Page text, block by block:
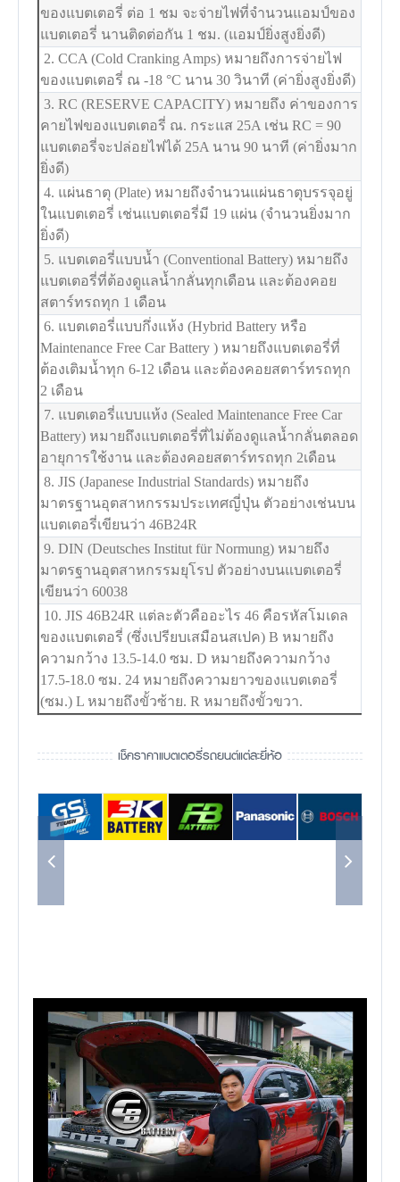
ของแบตเตอรี่ ต่อ 1 ชม จะจ่ายไฟที่จำนวนแอมป์ของ
แบตเตอรี่ นานติดต่อกัน 1 ชม. (แอมป์ยิ่งสูงยิ่งดี)
2. CCA (Cold Cranking Amps) หมายถึงการจ่ายไฟ
ของแบตเตอรี่ ณ -18 °C นาน 30 วินาที (ค่ายิ่งสูงยิ่งดี)
3. RC (RESERVE CAPACITY) หมายถึง ค่าของการ
คายไฟของแบตเตอรี่ ณ. กระแส 25A เช่น RC = 90
แบตเตอรี่จะปล่อยไฟได้ 25A นาน 90 นาที (ค่ายิ่งมาก
ยิ่งดี)
4. แผ่นธาตุ (Plate) หมายถึงจำนวนแผ่นธาตุบรรจุอยู่
ในแบตเตอรี่ เช่นแบตเตอรี่มี 19 แผ่น (จำนวนยิ่งมาก
ยิ่งดี)
5. แบตเตอรี่แบบน้ำ (Conventional Battery) หมายถึง
แบตเตอรี่ที่ต้องดูแลน้ำกลั่นทุกเดือน และต้องคอย
สตาร์ทรถทุก 1 เดือน
6. แบตเตอรี่แบบกึ่งแห้ง (Hybrid Battery หรือ
Maintenance Free Car Battery ) หมายถึงแบตเตอรี่ที่
ต้องเติมน้ำทุก 6-12 เดือน และต้องคอยสตาร์ทรถทุก
2 เดือน
7. แบตเตอรี่แบบแห้ง (Sealed Maintenance Free Car
Battery) หมายถึงแบตเตอรี่ที่ไม่ต้องดูแลน้ำกลั่นตลอด
อายุการใช้งาน และต้องคอยสตาร์ทรถทุก 2เดือน
8. JIS (Japanese Industrial Standards) หมายถึง
มาตรฐานอุตสาหกรรมประเทศญี่ปุ่น ตัวอย่างเช่นบน
แบตเตอรี่เขียนว่า 46B24R
9. DIN (Deutsches Institut für Normung) หมายถึง
มาตรฐานอุตสาหกรรมยุโรป ตัวอย่างบนแบตเตอรี่
เขียนว่า 60038
10. JIS 46B24R แต่ละตัวคืออะไร 46 คือรหัสโมเดล
ของแบตเตอรี่ (ซึ่งเปรียบเสมือนสเปค) B หมายถึง
ความกว้าง 13.5-14.0 ซม. D หมายถึงความกว้าง
17.5-18.0 ซม. 24 หมายถึงความยาวของแบตเตอรี่
(ซม.) L หมายถึงขั้วซ้าย. R หมายถึงขั้วขวา.
เช็คราคาแบตเตอรี่รถยนต์แต่ละยี่ห้อ